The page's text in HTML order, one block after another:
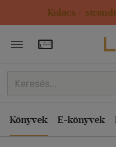
Kulacs /
Törzsvásárlói
Könyvek E-könyvek